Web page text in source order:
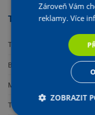
Technické parametry
Tloušťka výplně
Barva
Materiál
Tvar půdorysu
Zároveň Vám
reklamy.Více
ZOBRAZIT